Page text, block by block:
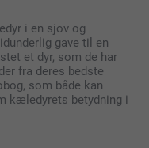
i en sjov og
gave til en
et dyr, som de har
fra deres bedste
som både kan
kæledyrets betydning i